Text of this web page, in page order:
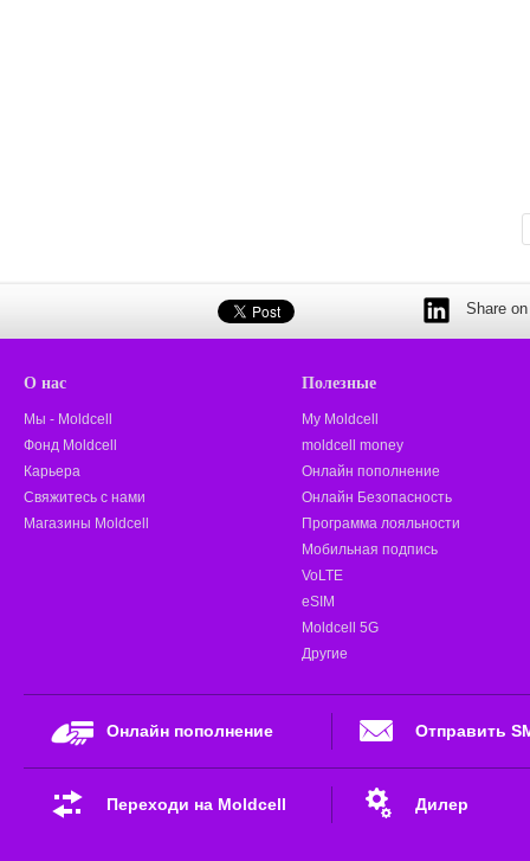
Share
О нас
Мы - Moldcell
Фонд Moldcell
Карьера
Свяжитесь с нами
Магазины Moldcell
Полезные
My Moldcell
moldcell money
Онлайн пополнение
Онлайн Безопасность
Программа лояльности
Мобильная подпись
VoLTE
eSIM
Moldcell 5G
Другие
Онлайн пополнение Отправить
Переходи на Moldcell Дилер